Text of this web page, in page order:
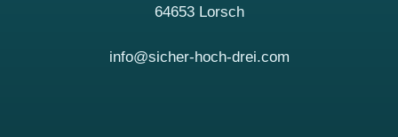
64653 Lorsch
info@sicher-hoch-drei.com